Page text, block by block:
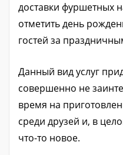
доставки фуршетных
отметить день
гостей за
Данный вид услуг
совершенно не
время на
среди друзей и, в
что-то новое.